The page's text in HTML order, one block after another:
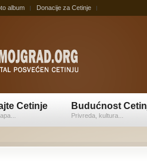
album Donacije za Cetinje
Cetinje Budućnost
Privreda, kultura...